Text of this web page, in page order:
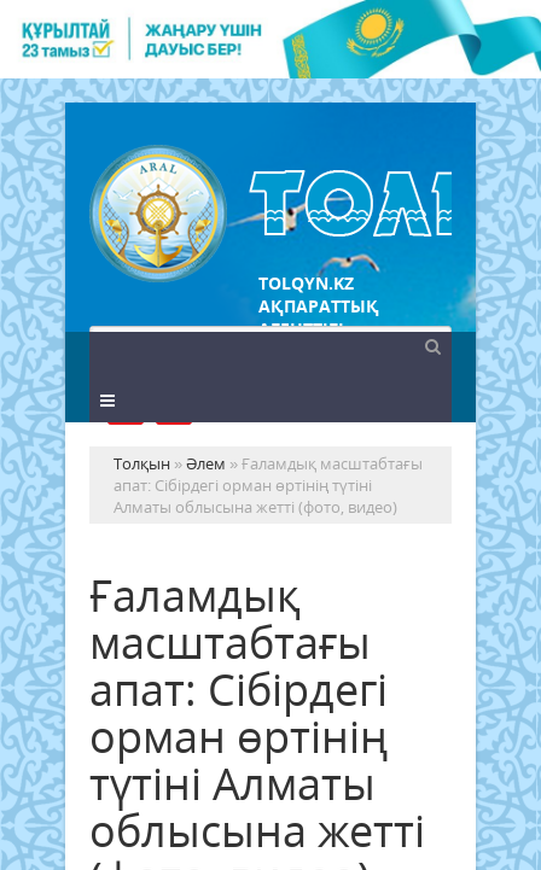
TOLQYN.KZ
АҚПАРАТТЫҚ
АГЕНТТІГІ
Толқын »Әлем » Ғаламдық масштабтағы
апат: Сібірдегі орман өртінің түтіні
Алматы облысына жетті (фото, видео)
Ғаламдық
масштабтағы
апат: Сібірдегі
орман өртінің
түтіні Алматы
облысына жетті